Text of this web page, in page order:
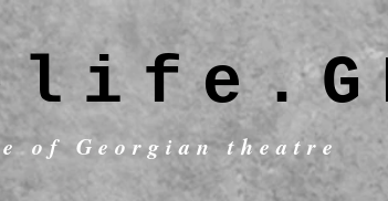
of Georgian theatre